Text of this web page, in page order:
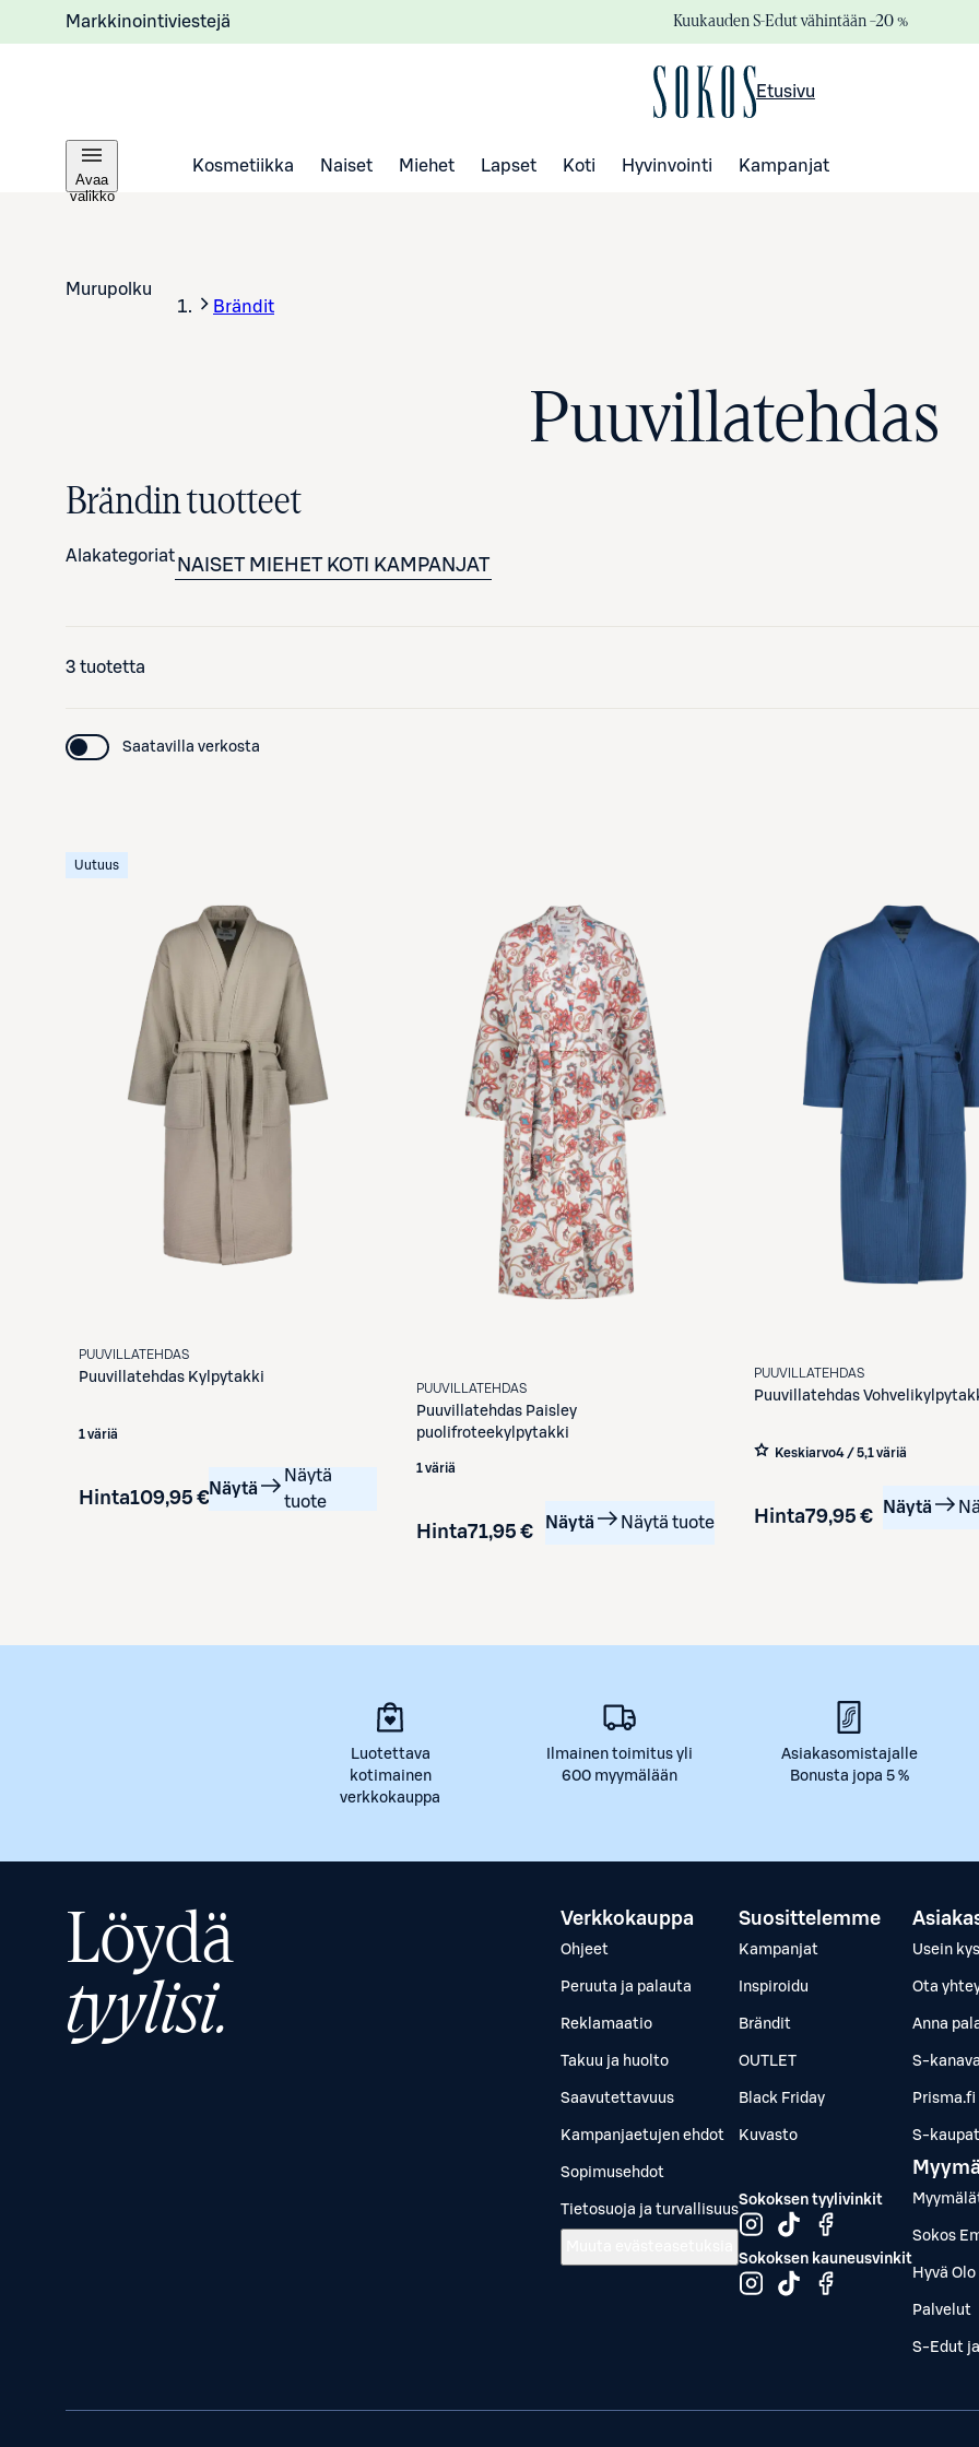
Markkinointiviestejä Kuukauden S-Edut vähintään –20 %
Etusivu
Avaa
valikko
Kosmetiikka Naiset Miehet Lapset Koti Hyvinvointi Kampanjat
Murupolku
Brändit
Puuvillatehdas
Brändin tuotteet
Alakategoriat NAISET MIEHET KOTI KAMPANJAT
3 tuotetta
Saatavilla verkosta
Uutuus
PUUVILLATEHDAS
Puuvillatehdas Kylpytakki
1 väriä
Hinta109,95 €Näytä
Näytä
tuote
PUUVILLATEHDAS
Puuvillatehdas Paisley
puolifroteekylpytakki
1 väriä
Hinta71,95 € Näytä Näytä tuote
PUUVILLATEHDAS
Puuvillatehdas
Keskiarvo4 / 5,1 väriä
Hinta79,95 € Näytä
Luotettava
kotimainen
verkkokauppa
Ilmainen toimitus yli
600 myymälään
Asiakasomistajalle
Bonusta jopa 5 %
Löydä
tyylisi.
Verkkokauppa
Ohjeet
Peruuta ja palauta
Reklamaatio
Takuu ja huolto
Saavutettavuus
Kampanjaetujen ehdot
Sopimusehdot
Tietosuoja ja turvallisuus
Suosittelemme
Kampanjat
Inspiroidu
Brändit
OUTLET
Black Friday
Kuvasto
Sokoksen tyylivinkit
Sokoksen kauneusvinkit
Usein
Ota
Anna
S-
Prisma.fi
S-
Sokos
Hyvä
Palvelut
S-Edut